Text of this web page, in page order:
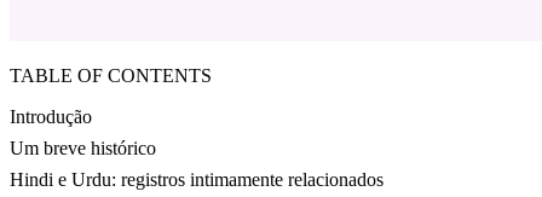
TABLE OF CONTENTS
Introdução
Um breve histórico
Hindi e Urdu: registros intimamente relacionados